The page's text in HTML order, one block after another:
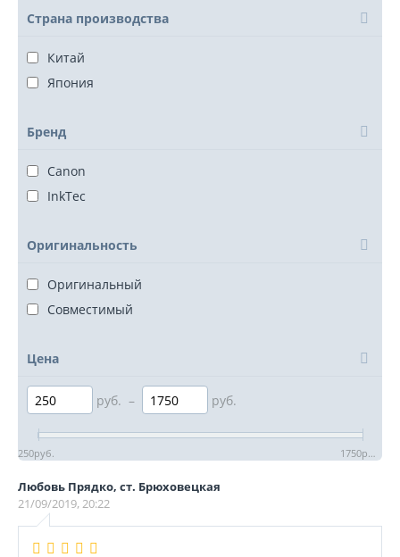
Страна производства
Китай
Япония
Бренд
Canon
InkTec
Оригинальность
Оригинальный
Совместимый
Цена
руб. – руб.
250руб. 1750руб.
Любовь Прядко, ст. Брюховецкая
21/09/2019, 20:22